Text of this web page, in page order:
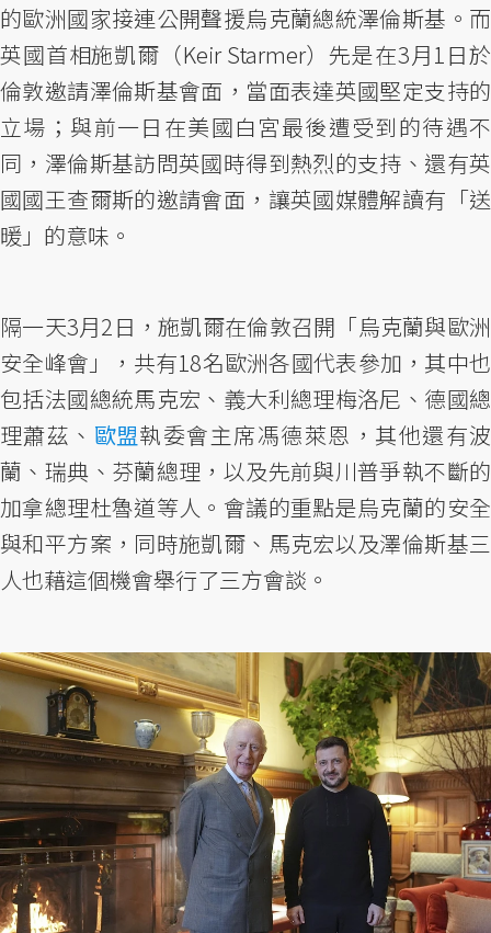
的歐洲國家接連公開聲援烏克蘭總統澤倫斯基。而
英國首相施凱爾（Keir Starmer）先是在3月1日於
倫敦邀請澤倫斯基會面，當面表達英國堅定支持的
立場；與前一日在美國白宮最後遭受到的待遇不
同，澤倫斯基訪問英國時得到熱烈的支持、還有英
國國王查爾斯的邀請會面，讓英國媒體解讀有「送
暖」的意味。
隔一天3月2日，施凱爾在倫敦召開「烏克蘭與歐洲
安全峰會」，共有18名歐洲各國代表參加，其中也
包括法國總統馬克宏、義大利總理梅洛尼、德國總
理蕭茲、 歐盟執委會主席馮德萊恩，其他還有波
蘭、瑞典、芬蘭總理，以及先前與川普爭執不斷的
加拿總理杜魯道等人。會議的重點是烏克蘭的安全
與和平方案，同時施凱爾、馬克宏以及澤倫斯基三
人也藉這個機會舉行了三方會談。